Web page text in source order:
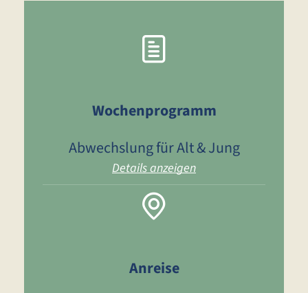
Wochenprogramm
Abwechslung für Alt & Jung
Details anzeigen
Anreise